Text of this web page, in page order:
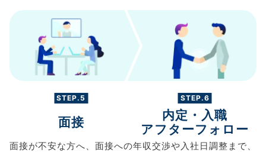
STEP.5
面接
面接が不安な方へ、 面接への
STEP.6
内定・入職
アフターフォロー
年収交渉や入社日調整まで、